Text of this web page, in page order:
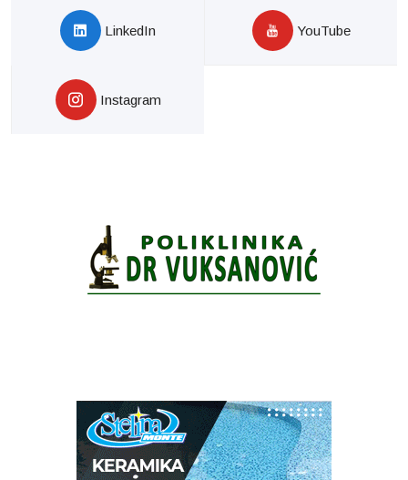
LinkedIn YouTube
Instagram